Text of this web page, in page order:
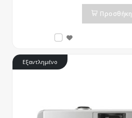
Προσθήκη
Εξαντλημένο